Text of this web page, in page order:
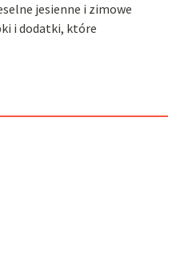
jesienne i zimowe
i dodatki, które